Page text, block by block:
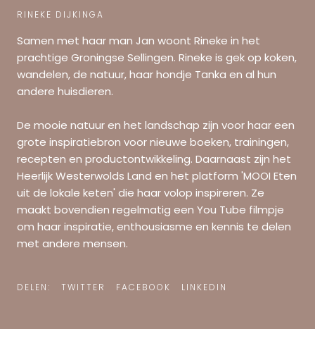
RINEKE DIJKINGA
Samen met haar man Jan woont Rineke in het
prachtige Groningse Sellingen. Rineke is gek op koken,
wandelen, de natuur, haar hondje Tanka en al hun
andere huisdieren.
De mooie natuur en het landschap zijn voor haar een
grote inspiratiebron voor nieuwe boeken, trainingen,
recepten en productontwikkeling. Daarnaast zijn het
Heerlijk Westerwolds Land en het platform 'MOOI Eten
uit de lokale keten' die haar volop inspireren. Ze
maakt bovendien regelmatig een You Tube filmpje
om haar inspiratie, enthousiasme en kennis te delen
met andere mensen.
DELEN: TWITTER FACEBOOK LINKEDIN